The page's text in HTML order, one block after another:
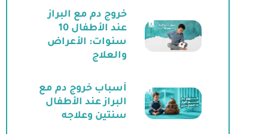
خروج دم مع البراز
عند الأطفال 10
سنوات: الأعراض
والعلاج
أسباب خروج دم مع
البراز عند الأطفال
سنتين وعلاجه